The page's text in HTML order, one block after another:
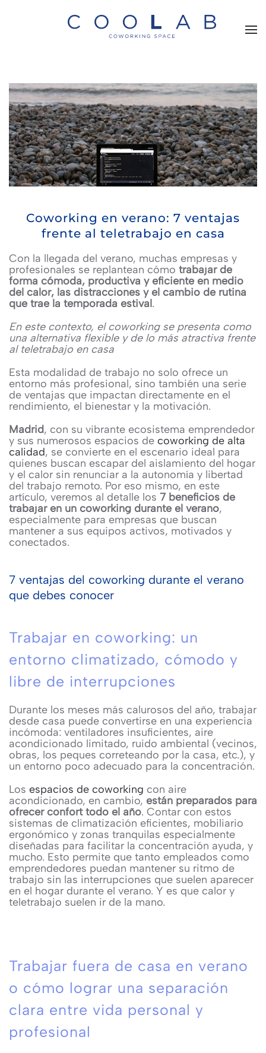
Skip to main content
Coworking en verano: 7 ventajas
frente al teletrabajo en casa
Con la llegada del verano, muchas empresas y
profesionales se replantean cómo trabajar de
forma cómoda, productiva y eficiente en medio
del calor, las distracciones y el cambio de rutina
que trae la temporada estival.
En este contexto, el coworking se presenta como
una alternativa flexible y de lo más atractiva frente
al teletrabajo en casa
Esta modalidad de trabajo no solo ofrece un
entorno más profesional, sino también una serie
de ventajas que impactan directamente en el
rendimiento, el bienestar y la motivación.
Madrid, con su vibrante ecosistema emprendedor
y sus numerosos espacios de coworking de alta
calidad, se convierte en el escenario ideal para
quienes buscan escapar del aislamiento del hogar
y el calor sin renunciar a la autonomía y libertad
del trabajo remoto. Por eso mismo, en este
artículo, veremos al detalle los 7 beneficios de
trabajar en un coworking durante el verano,
especialmente para empresas que buscan
mantener a sus equipos activos, motivados y
conectados.
7 ventajas del coworking durante el verano
que debes conocer
Trabajar en coworking: un
entorno climatizado, cómodo y
libre de interrupciones
Durante los meses más calurosos del año, trabajar
desde casa puede convertirse en una experiencia
incómoda: ventiladores insuficientes, aire
acondicionado limitado, ruido ambiental (vecinos,
obras, los peques correteando por la casa, etc.), y
un entorno poco adecuado para la concentración.
Los espacios de coworking con aire
acondicionado, en cambio, están preparados para
ofrecer confort todo el año. Contar con estos
sistemas de climatización eficientes, mobiliario
ergonómico y zonas tranquilas especialmente
diseñadas para facilitar la concentración ayuda, y
mucho. Esto permite que tanto empleados como
emprendedores puedan mantener su ritmo de
trabajo sin las interrupciones que suelen aparecer
en el hogar durante el verano. Y es que calor y
teletrabajo suelen ir de la mano.
Trabajar fuera de casa en verano
o cómo lograr una separación
clara entre vida personal y
profesional